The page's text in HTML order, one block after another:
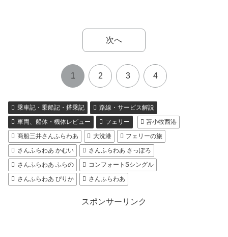
次へ
1 2 3 4
乗車記・乗船記・搭乗記
路線・サービス解説
車両、船体・機体レビュー
フェリー
苫小牧西港
商船三井さんふらわあ
大洗港
フェリーの旅
さんふらわあ かむい
さんふらわあ さっぽろ
さんふらわあ ふらの
コンフォートSシングル
さんふらわあ ぴりか
さんふらわあ
スポンサーリンク